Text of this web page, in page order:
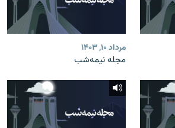
مرداد ۱۰, ۱۴۰۳
مجله نیمه‌شب